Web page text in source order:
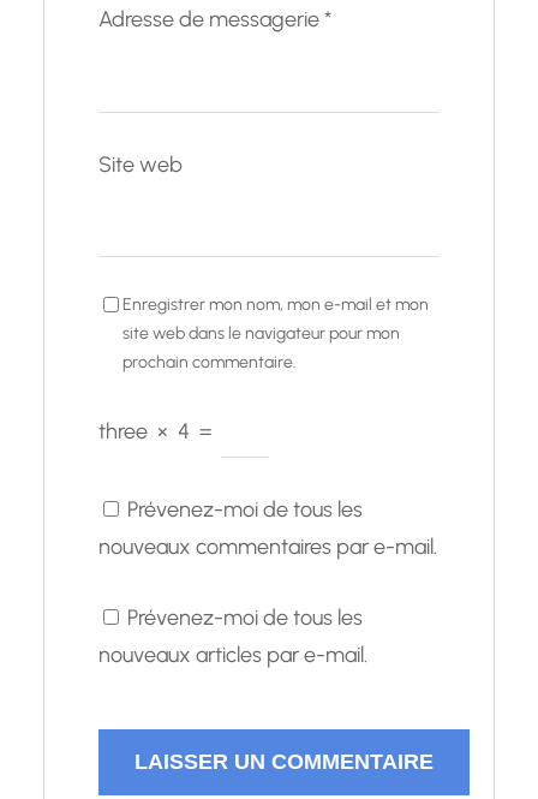
Adresse de messagerie*
Site web
Enregistrer mon nom, mon e-mail et mon
site web dans le navigateur pour mon
prochain commentaire.
three × 4 =
Prévenez-moi de tous les
nouveaux commentaires par e-mail.
Prévenez-moi de tous les
nouveaux articles par e-mail.